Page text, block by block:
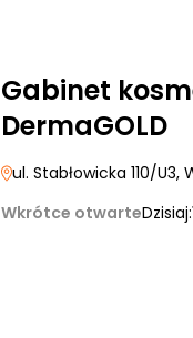
Gabinet
DermaGOLD
ul. Stabłowicka 110/U3,
Wkrótce otwarteDzisiaj: